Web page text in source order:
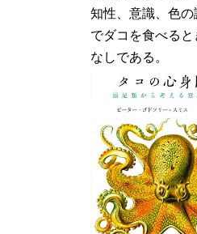
知性、意識、色
でダコを食べる
なしである。